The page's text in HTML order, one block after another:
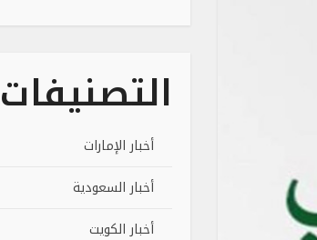
التصنيفات
أخبار الإمارات
أخبار السعودية
أخبار الكويت